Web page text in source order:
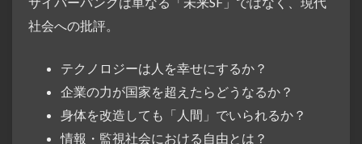
社会への批評。
テクノロジーは人を幸せにするか？
企業の力が国家を超えたらどうなるか？
身体を改造しても「人間」でいられるか？
情報・監視社会における自由とは？